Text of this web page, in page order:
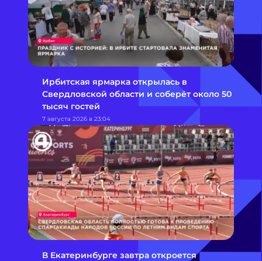
Ирбитская ярмарка открылась в
Свердловской области и соберёт около 50
тысяч гостей
7 августа 2026 в 23:04
В Екатеринбурге завтра откроется